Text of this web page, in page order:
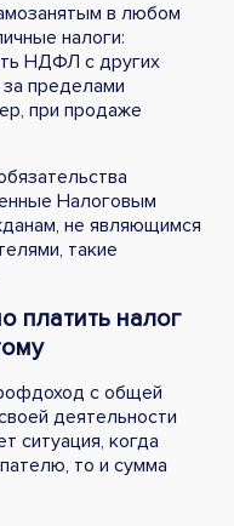
в любом
налоги:
НДФЛ с других
пределами
при продаже
Налоговым
не являющимся
такие
платить налог
с общей
деятельности
ситуация, когда
то и сумма